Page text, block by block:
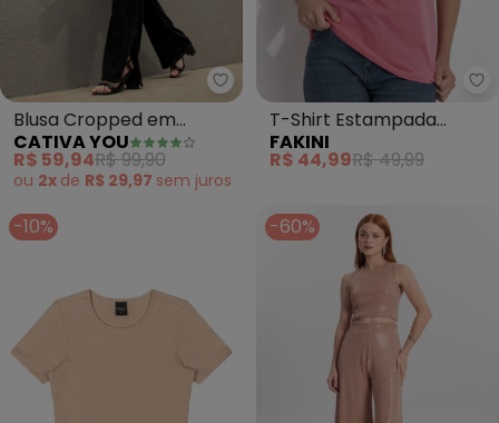
Cativa You - Blusa Cropped em
Blusa Cropped em
Viscose (Rosa)
CATIVA YOU
R$ 59,94R$ 99,90
ou 2x de R$ 29,97 sem juros
T-Shirt Estampada
(Rosa)
FAKINI
R$ 44,99R$ 49,99
-10% -60%